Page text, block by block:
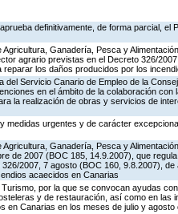
definitivamente, de forma parcial,
Ganadería, Pesca y
agrario previstas en el Decreto 326/
los daños producidos por los
del Servicio Canario de Empleo de la
en el ámbito de la colaboración
la realización de obras y servicios de
medidas urgentes y de carácter
Ganadería, Pesca y
de 2007 (BOC 185, 14.9.2007), que
2007, 7 agosto (BOC 160, 9.8.2007),
acaecidos en Canarias
por la que se convocan ayudas
y de restauración, así como en las
en Canarias en los meses de julio y agosto